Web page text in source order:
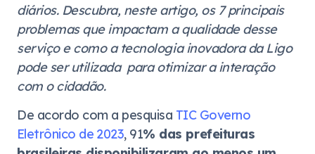
diários. Descubra, neste artigo, os 7 principais
problemas que impactam a qualidade desse
serviço e como a tecnologia inovadora da Ligo
pode ser utilizada para otimizar a interação
com o cidadão.
De acordo com a pesquisa TIC Governo
Eletrônico de 2023, 91% das prefeituras